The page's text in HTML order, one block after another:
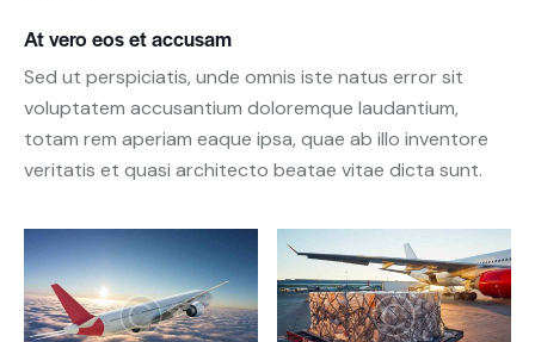
At vero eos et accusam
Sed ut perspiciatis, unde omnis iste natus error sit
voluptatem accusantium doloremque laudantium,
totam rem aperiam eaque ipsa, quae ab illo inventore
veritatis et quasi architecto beatae vitae dicta sunt.